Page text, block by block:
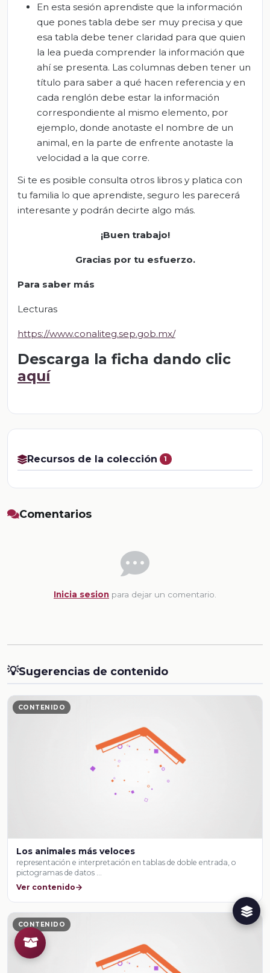
En esta sesión aprendiste que la información
que pones tabla debe ser muy precisa y que
esa tabla debe tener claridad para que quien
la lea pueda comprender la información que
ahí se presenta. Las columnas deben tener un
título para saber a qué hacen referencia y en
cada renglón debe estar la información
correspondiente al mismo elemento, por
ejemplo, donde anotaste el nombre de un
animal, en la parte de enfrente anotaste la
velocidad a la que corre.
Si te es posible consulta otros libros y platica con
tu familia lo que aprendiste, seguro les parecerá
interesante y podrán decirte algo más.
¡Buen trabajo!
Gracias por tu esfuerzo.
Para saber más
Lecturas
https://www.conaliteg.sep.gob.mx/
Descarga la ficha dando clic
aquí
Recursos de la colección 1
Comentarios
Inicia sesion para dejar un comentario.
💡Sugerencias de contenido
CONTENIDO
Los animales más veloces
representación e interpretación en tablas de doble entrada, o
pictogramas de datos …
Ver contenido
CONTENIDO